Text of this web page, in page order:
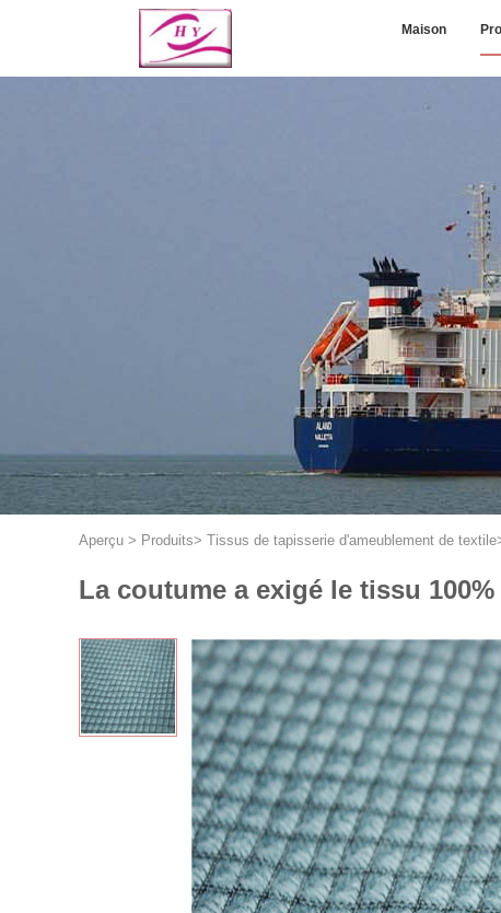
Maison
Aperçu > Produits> Tissus de tapisserie d'ameublement de textile
La coutume a exigé le tissu